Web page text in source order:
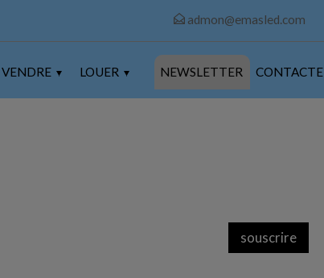
admon@emasled.com
VENDRE LOUER NEWSLETTER CONTACTE